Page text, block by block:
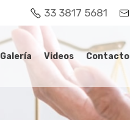
33 3817 5681
Galería Videos Contacto